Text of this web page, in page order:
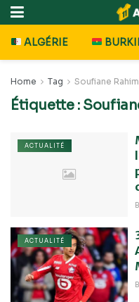
ALGÉRIE
Home Tag Soufiane
Étiquette :
ACTUALITÉ
ACTUALITÉ